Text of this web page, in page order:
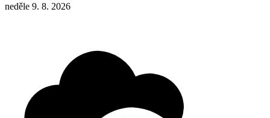
neděle 9. 8. 2026